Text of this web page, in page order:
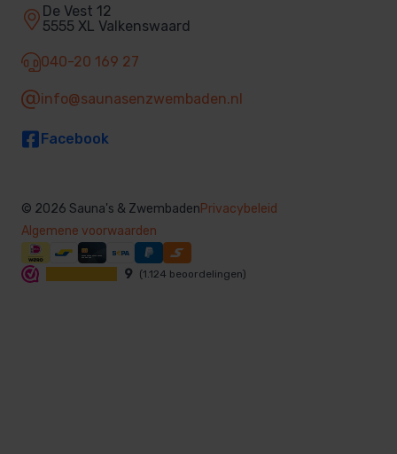
De Vest 12
5555 XL Valkenswaard
040-20 169 27
info@saunasenzwembaden.nl
Facebook
© 2026 Sauna's & ZwembadenPrivacybeleid
Algemene voorwaarden
9 (1.124 beoordelingen)